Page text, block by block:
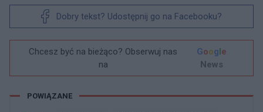
Dobry tekst? Udostępnij go na Facebooku?
Chcesz być na bieżąco? Obserwuj nas
na
Google
News
POWIĄZANE